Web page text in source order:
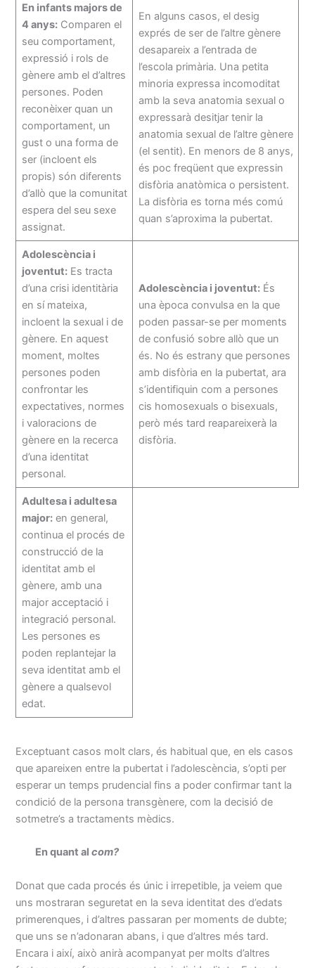
En infants majors de
4 anys:Comparen el
seu comportament,
expressió i rols de
gènere amb el d’altres
persones. Poden
reconèixer quan un
comportament, un
gust o una forma de
ser (incloent els
propis) són diferents
d’allò que la comunitat
espera del seu sexe
assignat.
En alguns casos, el desig
exprés de ser de l’altre gènere
desapareix a l’entrada de
l’escola primària. Una petita
minoria expressa incomoditat
amb la seva anatomia sexual o
expressarà desitjar tenir la
anatomia sexual de l’altre gènere
(el sentit). En menors de 8 anys,
és poc freqüent que expressin
disfòria anatòmica o persistent.
La disfòria es torna més comú
quan s’aproxima la pubertat.
Adolescència i
joventut:Es tracta
d’una crisi identitària
en sí mateixa,
incloent la sexual i de
gènere. En aquest
moment, moltes
persones poden
confrontar les
expectatives, normes
i valoracions de
gènere en la recerca
d’una identitat
personal.
Adolescència i joventut:És
una època convulsa en la que
poden passar-se per moments
de confusió sobre allò que un
és. No és estrany que persones
amb disfòria en la pubertat, ara
s’identifiquin com a persones
cis homosexuals o bisexuals,
però més tard reapareixerà la
disfòria.
Adultesa i adultesa
major:en general,
continua el procés de
construcció de la
identitat amb el
gènere, amb una
major acceptació i
integració personal.
Les persones es
poden replantejar la
seva identitat amb el
gènere a qualsevol
edat.
Exceptuant casos molt clars, és habitual que, en els casos
que apareixen entre la pubertat i l’adolescència, s’opti per
esperar un temps prudencial fins a poder confirmar tant la
condició de la persona transgènere, com la decisió de
sotmetre’s a tractaments mèdics.
En quant alcom?
Donat que cada procés és únic i irrepetible, ja veiem que
uns mostraran seguretat en la seva identitat des d’edats
primerenques, i d’altres passaran per moments de dubte;
que uns se n’adonaran abans, i que d’altres més tard.
Encara i així, això anirà acompanyat per molts d’altres